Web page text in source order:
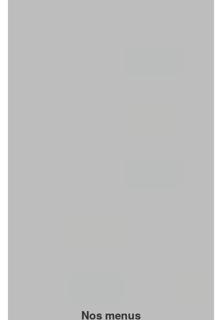
Nos menus